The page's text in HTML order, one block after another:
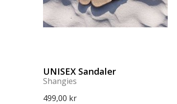
UNISEX Sandaler
Shangies
499,00 kr